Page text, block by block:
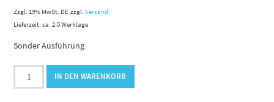
Zzgl. 19% MwSt. DE zzgl.Versand
Lieferzeit: ca. 2-5 Werktage
Sonder Ausführung
Hydr.Zylinder
Rampe
IN DEN WARENKORB